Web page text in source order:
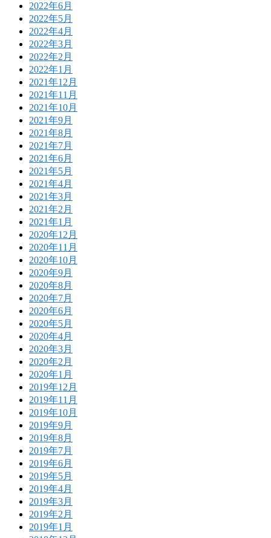
2022年6月
2022年5月
2022年4月
2022年3月
2022年2月
2022年1月
2021年12月
2021年11月
2021年10月
2021年9月
2021年8月
2021年7月
2021年6月
2021年5月
2021年4月
2021年3月
2021年2月
2021年1月
2020年12月
2020年11月
2020年10月
2020年9月
2020年8月
2020年7月
2020年6月
2020年5月
2020年4月
2020年3月
2020年2月
2020年1月
2019年12月
2019年11月
2019年10月
2019年9月
2019年8月
2019年7月
2019年6月
2019年5月
2019年4月
2019年3月
2019年2月
2019年1月